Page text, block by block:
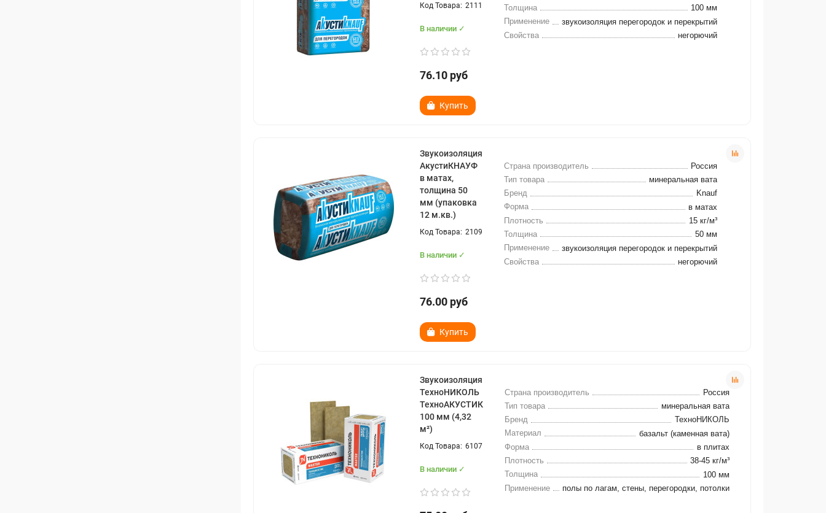
2111
В наличии ✓
76.10 руб
Купить
Толщина
100 мм
Применение
звукоизоляция перегородок и перекрытий
Свойства
негорючий
Звукоизоляция
АкустиКНАУФ
в матах,
толщина 50
мм (упаковка
12 м.кв.)
2109
В наличии ✓
76.00 руб
Купить
Страна производитель
Россия
Тип товара
минеральная вата
Бренд
Knauf
Форма
в матах
Плотность
15 кг/м³
Толщина
50 мм
Применение
звукоизоляция перегородок и перекрытий
Свойства
негорючий
Звукоизоляция
ТехноНИКОЛЬ
ТехноАКУСТИК
100 мм (4,32
м²)
6107
В наличии ✓
Страна производитель
Россия
Тип товара
минеральная вата
Бренд
ТехноНИКОЛЬ
Материал
базальт (каменная вата)
Форма
в плитах
Плотность
38-45 кг/м³
Толщина
100 мм
Применение
полы по лагам, стены, перегородки, потолки